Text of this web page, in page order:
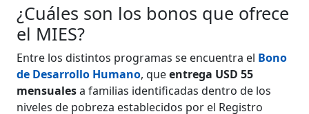
¿Cuáles son los bonos que ofrece
el MIES?
Entre los distintos programas se encuentra el Bono
de Desarrollo Humano, queentrega USD 55
mensualesa familias identificadas dentro de los
niveles de pobreza establecidos por el Registro